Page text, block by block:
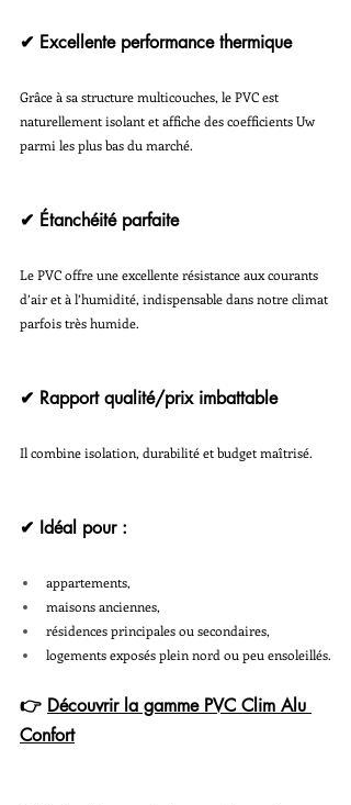
✔ Excellente performance thermique
Grâce à sa structure multicouches, le PVC est
naturellement isolant et affiche des coefficients Uw
parmi les plus bas du marché.
✔ Étanchéité parfaite
Le PVC offre une excellente résistance aux courants
d’air et à l’humidité, indispensable dans notre climat
parfois très humide.
✔ Rapport qualité/prix imbattable
Il combine isolation, durabilité et budget maîtrisé.
✔ Idéal pour :
appartements,
maisons anciennes,
résidences principales ou secondaires,
logements exposés plein nord ou peu ensoleillés.
👉 Découvrir la gamme PVC Clim Alu
Confort